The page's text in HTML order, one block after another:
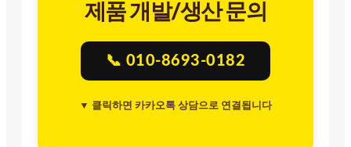
제품 개발/생산 문의
📞 010-8693-0182
▼ 클릭하면 카카오톡 상담으로 연결됩니다